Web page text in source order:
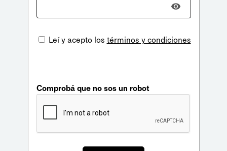
Leí y acepto los términos y condiciones
Comprobá que no sos un robot